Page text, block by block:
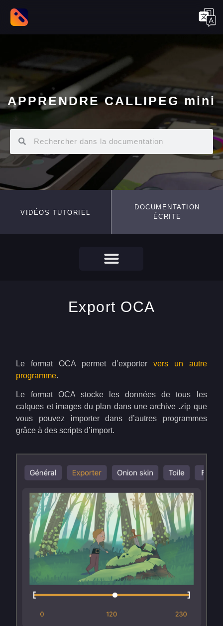
APPRENDRE CALLIPEG mini
VIDÉOS TUTORIEL
DOCUMENTATION
ÉCRITE
Export OCA
Le format OCA permet d’exporter vers un autre
programme.
Le format OCA stocke les données de tous les
calques et images du plan dans une archive .zip que
vous pouvez importer dans d’autres programmes
grâce à des scripts d’import.